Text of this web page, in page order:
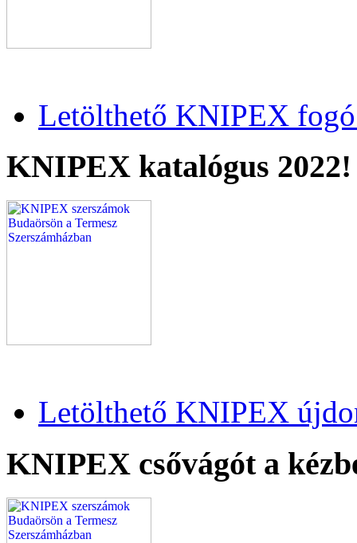
Letölthető KNIPEX fogó
KNIPEX katalógus 2022!
Letölthető KNIPEX
KNIPEX csővágót a